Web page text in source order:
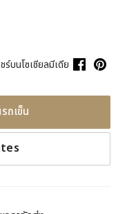
ร์บนโซเชียลมีเดีย
ถเข็น